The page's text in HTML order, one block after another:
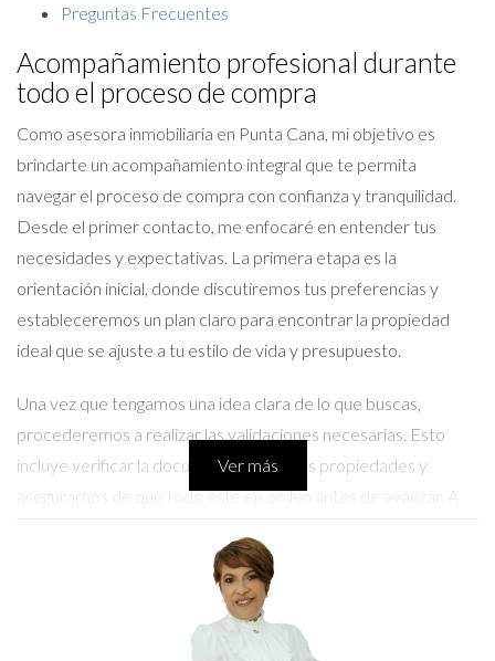
Preguntas Frecuentes
Acompañamiento profesional durante
todo el proceso de compra
Como asesora inmobiliaria en Punta Cana, mi objetivo es
brindarte un acompañamiento integral que te permita
navegar el proceso de compra con confianza y tranquilidad.
Desde el primer contacto, me enfocaré en entender tus
necesidades y expectativas. La primera etapa es la
orientación inicial, donde discutiremos tus preferencias y
estableceremos un plan claro para encontrar la propiedad
ideal que se ajuste a tu estilo de vida y presupuesto.
Una vez que tengamos una idea clara de lo que buscas,
procederemos a realizar las validaciones necesarias. Esto
incluye verificar la documentación de las propiedades y
asegurarnos de que todo esté en orden antes de avanzar. A
entrarás en la fase de negociación. Aquí, estaré a tu lado para
representarte y asegurarme de que obtengas las mejores
Ver más